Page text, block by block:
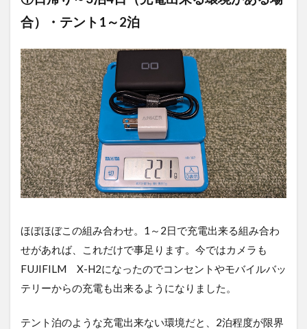
合）・テント1～2泊
ほぼほぼこの組み合わせ。1～2日で充電出来る組み合わ
せがあれば、これだけで事足ります。今ではカメラも
FUJIFILM X-H2になったのでコンセントやモバイルバッ
テリーからの充電も出来るようになりました。
テント泊のような充電出来ない環境だと、2泊程度が限界